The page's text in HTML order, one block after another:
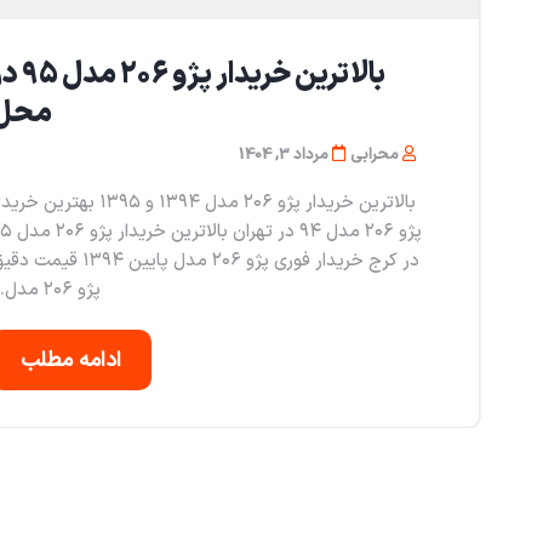
بالاترین
محرابی مرداد 3, 1404
بالاترین خریدار پژو ۲۰۶ مدل ۱۳۹۴ و ۱۳۹۵ بهترین
پژو ۲۰۶ مدل ۹۴ در
در کرج خریدار فوری پژو ۲۰۶ مدل پایین ۱۳۹۴
پژو ۲۰۶ مدل...
ادامه مطلب